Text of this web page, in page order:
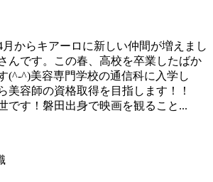
月からキアーロに新しい仲間が増えまし
んです。この春、高校を卒業したばか
(^-^)美容専門学校の通信科に入学し
美容師の資格取得を目指します！！
です！磐田出身で映画を観ること...